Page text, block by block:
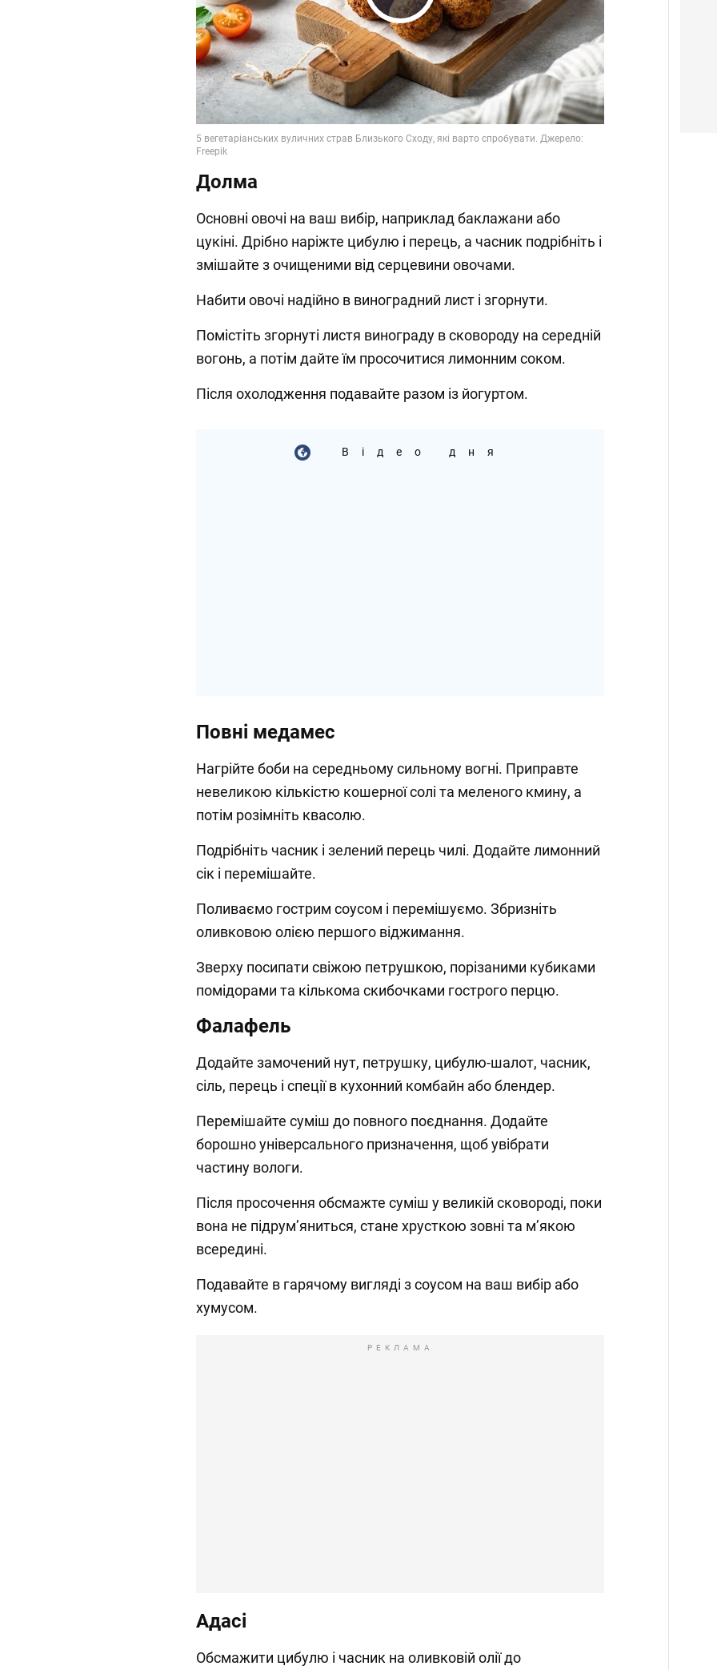
Play
Video
Долма
Основні овочі на ваш вибір, наприклад баклажани або
цукіні. Дрібно наріжте цибулю і перець, а часник подрібніть і
змішайте з очищеними від серцевини овочами.
Набити овочі надійно в виноградний лист і згорнути.
Помістіть згорнуті листя винограду в сковороду на середній
вогонь, а потім дайте їм просочитися лимонним соком.
Після охолодження подавайте разом із йогуртом.
Відео дня
Повні медамес
Нагрійте боби на середньому сильному вогні. Приправте
невеликою кількістю кошерної солі та меленого кмину, а
потім розімніть квасолю.
Подрібніть часник і зелений перець чилі. Додайте лимонний
сік і перемішайте.
Поливаємо гострим соусом і перемішуємо. Збризніть
оливковою олією першого віджимання.
Зверху посипати свіжою петрушкою, порізаними кубиками
помідорами та кількома скибочками гострого перцю.
Фалафель
Додайте замочений нут, петрушку, цибулю-шалот, часник,
сіль, перець і спеції в кухонний комбайн або блендер.
Перемішайте суміш до повного поєднання. Додайте
борошно універсального призначення, щоб увібрати
частину вологи.
Після просочення обсмажте суміш у великій сковороді, поки
вона не підрум’яниться, стане хрусткою зовні та м’якою
всередині.
Подавайте в гарячому вигляді з соусом на ваш вибір або
хумусом.
РЕКЛАМА
Адасі
Обсмажити цибулю і часник на оливковій олії до